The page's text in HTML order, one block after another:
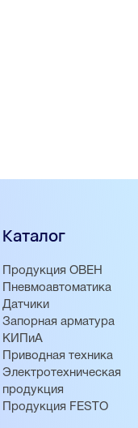
Каталог
Продукция ОВЕН
Пневмоавтоматика
Датчики
Запорная арматура
КИПиА
Приводная техника
Электротехническая
продукция
Продукция FESTO